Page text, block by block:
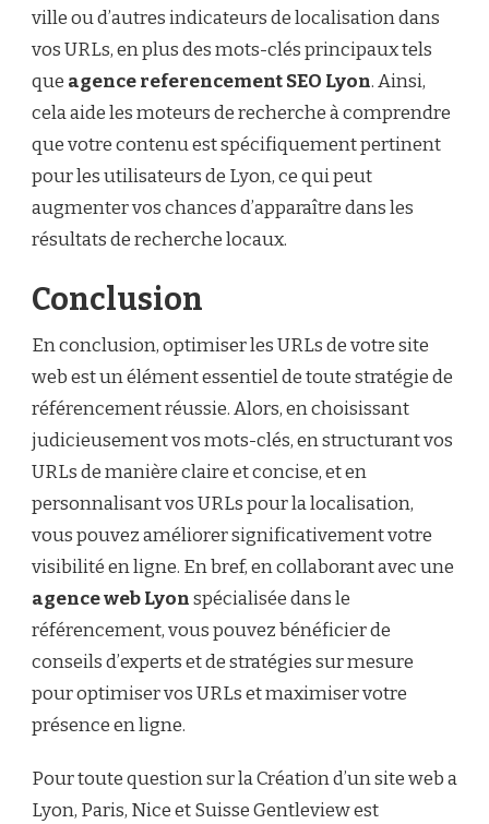
ville ou d’autres indicateurs de localisation dans
vos URLs, en plus des mots-clés principaux tels
que agence referencement SEO Lyon. Ainsi,
cela aide les moteurs de recherche à comprendre
que votre contenu est spécifiquement pertinent
pour les utilisateurs de Lyon, ce qui peut
augmenter vos chances d’apparaître dans les
résultats de recherche locaux.
Conclusion
En conclusion, optimiser les URLs de votre site
web est un élément essentiel de toute stratégie de
référencement réussie. Alors, en choisissant
judicieusement vos mots-clés, en structurant vos
URLs de manière claire et concise, et en
personnalisant vos URLs pour la localisation,
vous pouvez améliorer significativement votre
visibilité en ligne. En bref, en collaborant avec une
agence web Lyonspécialisée dans le
référencement, vous pouvez bénéficier de
conseils d’experts et de stratégies sur mesure
pour optimiser vos URLs et maximiser votre
présence en ligne.
Pour toute question sur la Création d’un site web a
Lyon, Paris, Nice et Suisse Gentleview est